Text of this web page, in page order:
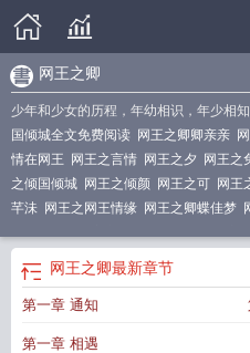
网王之卿
少年和少女的历程，年幼相识，年少相
国倾城全文免费阅读 网王之卿卿亲亲
情在网王
网王之言情 网王之夕 网王之
之倾国倾城 网王之倾颜 网王之可 网王
芊沬 网王之网王情缘 网王之卿蝶佳梦
网王之卿蝶佳梦 千小依
网王之卿最新章节
第一章 通知
第一章 相遇